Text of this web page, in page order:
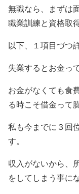
無職なら、まずは
職業訓練と資格取
以下、１項目づつ
失業するとお金っ
お金がなくても食
る時こそ借金って
私も今までに３回
す。
収入がないから、
をしてしまう事に